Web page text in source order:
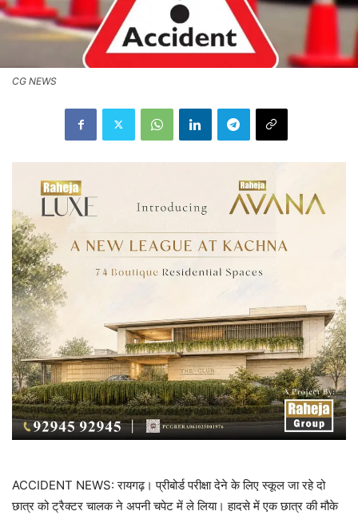
CG NEWS
ACCIDENT NEWS: रायगढ़। प्रीबोर्ड परीक्षा देने के लिए स्कूल जा रहे दो
छात्र को ट्रैक्टर चालक ने अपनी चपेट में ले लिया। हादसे में एक छात्र की मौके